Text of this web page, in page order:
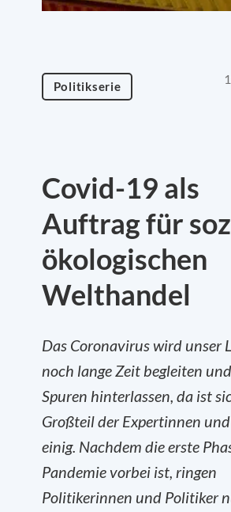
Politikserie
Covid-19 als
Auftrag für
ökologischen
Welthandel
Das Coronavirus wird unser
noch lange Zeit begleiten
Spuren hinterlassen, da ist
Großteil der Expertinnen
einig. Nachdem die erste
Pandemie vorbei ist, ringen
Politikerinnen und Politiker